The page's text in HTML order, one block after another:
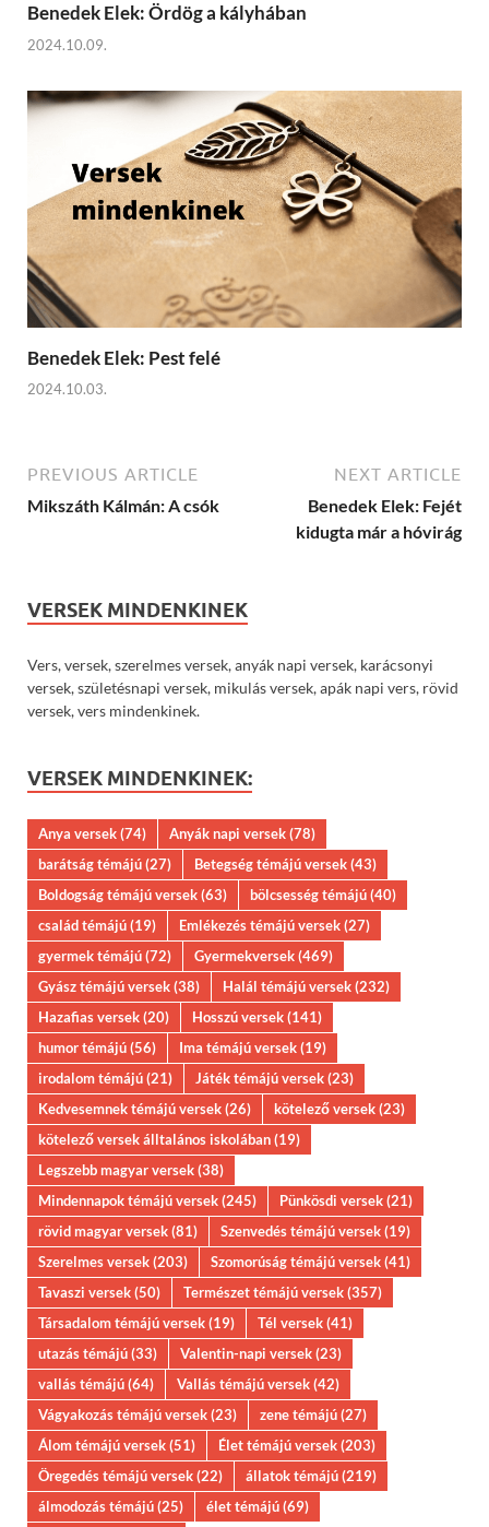
Benedek Elek: Ördög a kályhában
2024.10.09.
Benedek Elek: Pest felé
2024.10.03.
PREVIOUS ARTICLE
Mikszáth Kálmán: A csók
NEXT ARTICLE
Benedek Elek: Fejét
kidugta már a hóvirág
VERSEK MINDENKINEK
Vers, versek, szerelmes versek, anyák napi versek, karácsonyi
versek, születésnapi versek, mikulás versek, apák napi vers, rövid
versek, vers mindenkinek.
VERSEK MINDENKINEK:
Anya versek(74) Anyák napi versek(78)
barátság témájú(27) Betegség témájú versek(43)
Boldogság témájú versek(63) bölcsesség témájú(40)
család témájú(19) Emlékezés témájú versek(27)
gyermek témájú(72) Gyermekversek(469)
Gyász témájú versek(38) Halál témájú versek(232)
Hazafias versek(20) Hosszú versek(141)
humor témájú(56) Ima témájú versek(19)
irodalom témájú(21) Játék témájú versek(23)
Kedvesemnek témájú versek(26) kötelező versek(23)
kötelező versek álltalános iskolában(19)
Legszebb magyar versek(38)
Mindennapok témájú versek(245) Pünkösdi versek(21)
rövid magyar versek(81) Szenvedés témájú versek(19)
Szerelmes versek(203) Szomorúság témájú versek(41)
Tavaszi versek(50) Természet témájú versek(357)
Társadalom témájú versek(19) Tél versek(41)
utazás témájú(33) Valentin-napi versek(23)
vallás témájú(64) Vallás témájú versek(42)
Vágyakozás témájú versek(23) zene témájú(27)
Álom témájú versek(51) Élet témájú versek(203)
Öregedés témájú versek(22) állatok témájú(219)
álmodozás témájú(25) élet témájú(69)